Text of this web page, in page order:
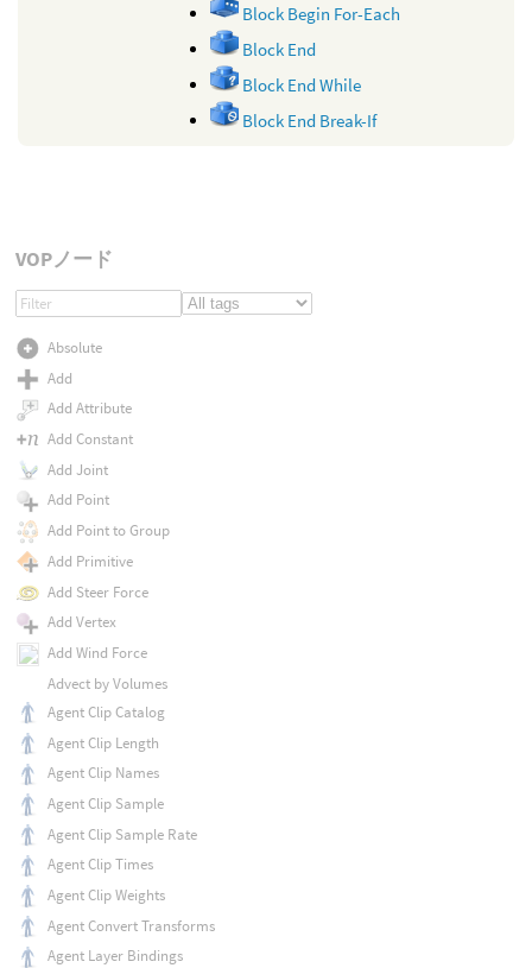
Block Begin For-Each
Block End
Block End While
Block End Break-If
VOPノード
Absolute
Add
Add Attribute
Add Constant
Add Joint
Add Point
Add Point to Group
Add Primitive
Add Steer Force
Add Vertex
Add Wind Force
Advect by Volumes
Agent Clip Catalog
Agent Clip Length
Agent Clip Names
Agent Clip Sample
Agent Clip Sample Rate
Agent Clip Times
Agent Clip Weights
Agent Convert Transforms
Agent Layer Bindings